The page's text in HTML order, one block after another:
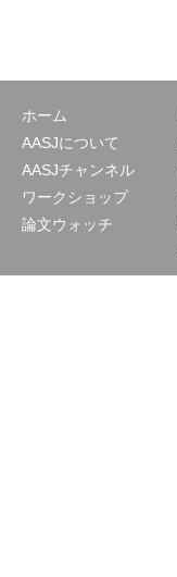
ホーム
AASJについて
AASJチャンネル
ワークショップ
論文ウォッチ